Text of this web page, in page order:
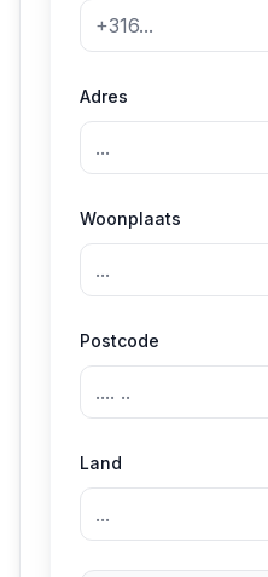
Adres
Woonplaats
Postcode
Land